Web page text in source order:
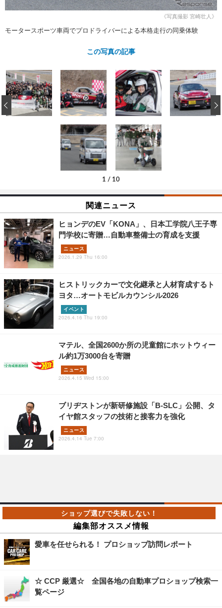
ショップレポート プロショップ検索
レストア
カーメーカー「旧車」関連プロジ
コラム
イベント
《写真撮影 宮崎壮人》
モータースポーツ車両でプロドライバーによる本格走行の同乗体験
この写真の記事
1 / 10
‹
関連ニュース
ヒョンデのEV「KONA」、日本工学院八王子専
門学校に寄贈…自動車整備士の育成を支援
ニュース
2026.1.29 Thu 16:00
ヒストリックカーで文化継承と人材育成するト
ヨタ…オートモビルカウンシル2026
イベント
2026.4.16 Thu 19:00
マテル、全国2600か所の児童館にホットウィー
ル約1万3000台を寄贈
ニュース
2026.4.15 Wed 15:00
ブリヂストンが新研修施設「B-SLC」公開、タ
イヤ館スタッフの技術と接客力を強化
ニュース
2026.4.14 Tue 7:00
編集部オススメ情報
愛車を任せられる！ プロショップ訪問レポート
☆ CCP 厳選☆ 全国各地の自動車プロショップ検索一
覧ページ